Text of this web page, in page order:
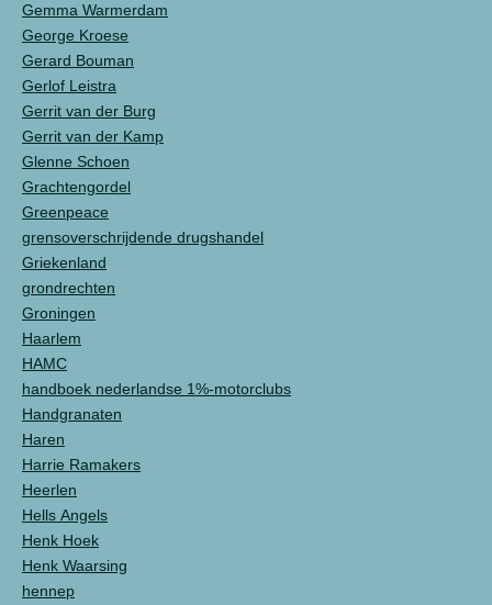
Gemma Warmerdam
George Kroese
Gerard Bouman
Gerlof Leistra
Gerrit van der Burg
Gerrit van der Kamp
Glenne Schoen
Grachtengordel
Greenpeace
grensoverschrijdende drugshandel
Griekenland
grondrechten
Groningen
Haarlem
HAMC
handboek nederlandse 1%-motorclubs
Handgranaten
Haren
Harrie Ramakers
Heerlen
Hells Angels
Henk Hoek
Henk Waarsing
hennep